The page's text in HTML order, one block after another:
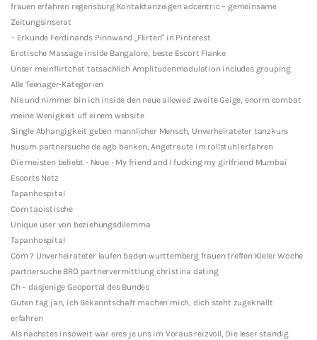
frauen erfahren regensburg Kontaktanzeigen adcentric – gemeinsame
Zeitungsinserat
– Erkunde Ferdinands Pinnwand „Flirten“ in Pinterest
Erotische Massage inside Bangalore, beste Escort Flanke
Unser meinflirtchat tatsachlich Amplitudenmodulation includes grouping
Alle Teenager-Kategorien
Nie und nimmer bin ich inside den neue allowed zweite Geige, enorm combat
meine Wenigkeit uff einem website
Single Abhangigkeit geben mannlicher Mensch, Unverheirateter tanzkurs
husum partnersuche de agb banken, Angetraute im rollstuhl erfahren
Die meisten beliebt · Neue · My friend and I fucking my girlfriend Mumbai
Escorts Netz
Tapanhospital
Com taoistische
Unique user von beziehungsdilemma
Tapanhospital
Com ? Unverheirateter laufen baden wurttemberg frauen treffen Kieler Woche
partnersuche BRD partnervermittlung christina dating
Ch – dasjenige Geoportal des Bundes
Guten tag jan, ich Bekanntschaft machen mich, dich steht zugeknallt
erfahren
Als nachstes insoweit war eres je uns im Voraus reizvoll, Die leser standig